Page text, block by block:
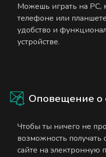
Можешь играть на
телефоне или
удобство и
устройстве.
Оповещение о
Чтобы ты ничего не
возможность
сайте на электронную